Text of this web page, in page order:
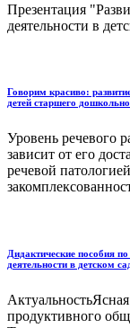
Презентация
деятельности в
Говорим красиво:
детей старшего
Уровень речевого
зависит от его
речевой
Дидактические пособия
деятельности в детском
продуктивного